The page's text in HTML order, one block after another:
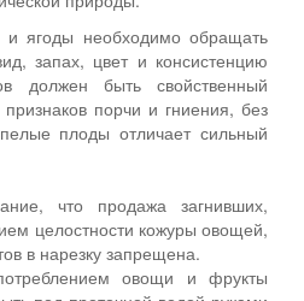
ягоды необходимо обращать
запах, цвет и консистенцию
должен быть свойственный
порчи и гниения, без
плоды отличает сильный
что продажа загнивших,
целостности кожуры овощей,
в нарезку запрещена.
овощи и фрукты